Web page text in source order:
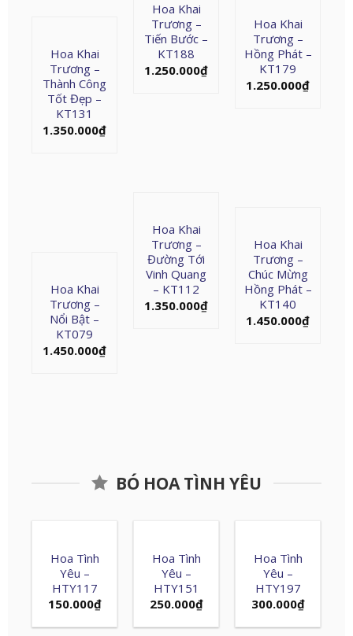
Hoa Khai
Trương –
Tiến Bước –
KT188
1.250.000₫
Hoa Khai
Trương –
Hồng Phát –
KT179
1.250.000₫
Hoa Khai
Trương –
Thành Công
Tốt Đẹp –
KT131
1.350.000₫
Hoa Khai
Trương –
Đường Tới
Vinh Quang
– KT112
1.350.000₫
Hoa Khai
Trương –
Chúc Mừng
Hồng Phát –
KT140
1.450.000₫
Hoa Khai
Trương –
Nổi Bật –
KT079
1.450.000₫
BÓ HOA TÌNH YÊU
Hoa Tình
Yêu –
HTY117
150.000₫
Hoa Tình
Yêu –
HTY151
250.000₫
Hoa Tình
Yêu –
HTY197
300.000₫